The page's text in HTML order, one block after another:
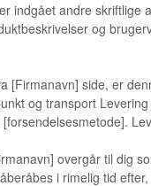
indgået andre skriftlige
og
[Firmanavn] side, er
og transport
overgår til dig
i rimelig tid